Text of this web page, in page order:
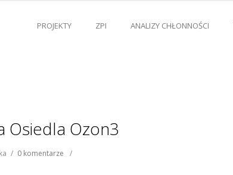
PROJEKTY ZPI ANALIZY CHŁONNOŚCI
Osiedla Ozon3
/ 0 komentarze /